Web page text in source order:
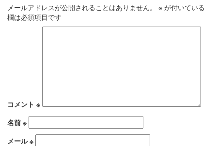
メールアドレスが公開されることはありません。 ※ が付いている
欄は必須項目です
コメント ※
名前 ※
メール※